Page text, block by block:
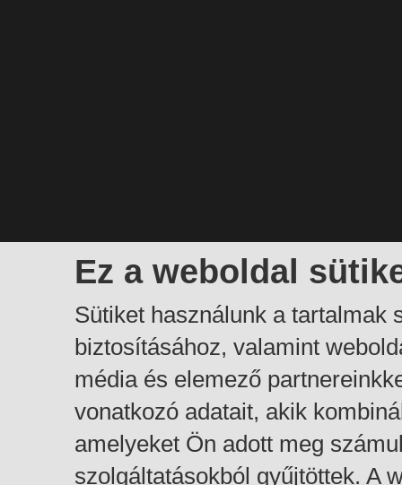
Ez a weboldal
Sütiket használunk a tartalmak
biztosításához, valamint
média és elemező
vonatkozó adatait, akik
amelyeket Ön adott meg
szolgáltatásokból gyűjtöttek. A